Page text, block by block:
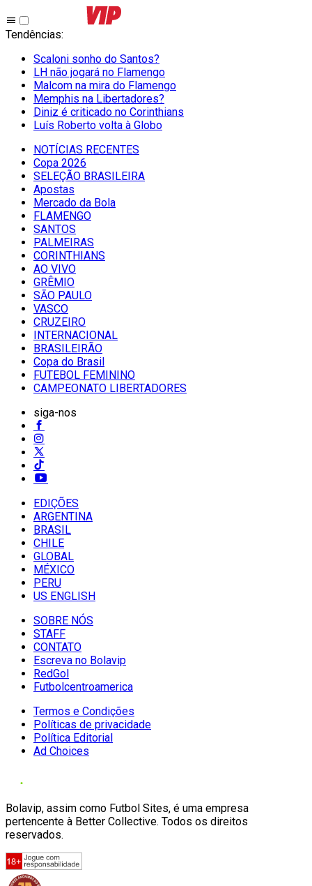
Tendências:
Scaloni sonho do Santos?
LH não jogará no Flamengo
Malcom na mira do Flamengo
Memphis na Libertadores?
Diniz é criticado no Corinthians
Luís Roberto volta à Globo
NOTÍCIAS RECENTES
Copa 2026
SELEÇÃO BRASILEIRA
Apostas
Mercado da Bola
FLAMENGO
SANTOS
PALMEIRAS
CORINTHIANS
AO VIVO
GRÊMIO
SĀO PAULO
VASCO
CRUZEIRO
INTERNACIONAL
BRASILEIRÃO
Copa do Brasil
FUTEBOL FEMININO
CAMPEONATO LIBERTADORES
siga-nos
EDIÇÕES
ARGENTINA
BRASIL
CHILE
GLOBAL
MÉXICO
PERU
US ENGLISH
SOBRE NÓS
STAFF
CONTATO
Escreva no Bolavip
RedGol
Futbolcentroamerica
Termos e Condições
Políticas de privacidade
Política Editorial
Ad Choices
Bolavip, assim como Futbol Sites, é uma empresa
pertencente à Better Collective. Todos os direitos
reservados.